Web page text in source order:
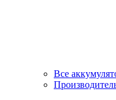
Все